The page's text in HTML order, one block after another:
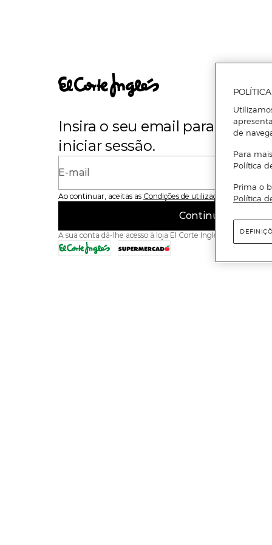
Insira o seu email para se
iniciar sessão.
E-mail
Ao continuar, aceitas as Condições de utilização do site
Continuar
A sua conta dá-lhe acesso à loja El Corte Inglés e ao
de
Para
Política
Prima o
Política